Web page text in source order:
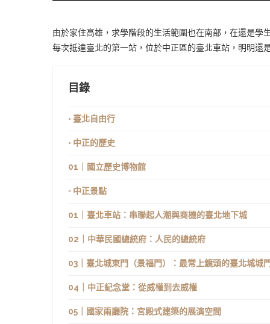
由於家住高雄，求學階段的生活範圍也在南部，在還是
每次抵達臺北的第一站，位於中正區的臺北車站，明明還
目錄
◦ 臺北自由行
◦ 中正的歷史
01｜國立歷史博物館
◦ 中正景點
01｜臺北車站：串聯起人潮與商機的臺北地下城
02｜中華民國總統府：人民的總統府
03｜臺北城東門（景福門）：最常上鏡頭的臺北城城
04｜中正紀念堂：從威權到去威權
05｜國家兩廳院：宮殿式建築的展演空間